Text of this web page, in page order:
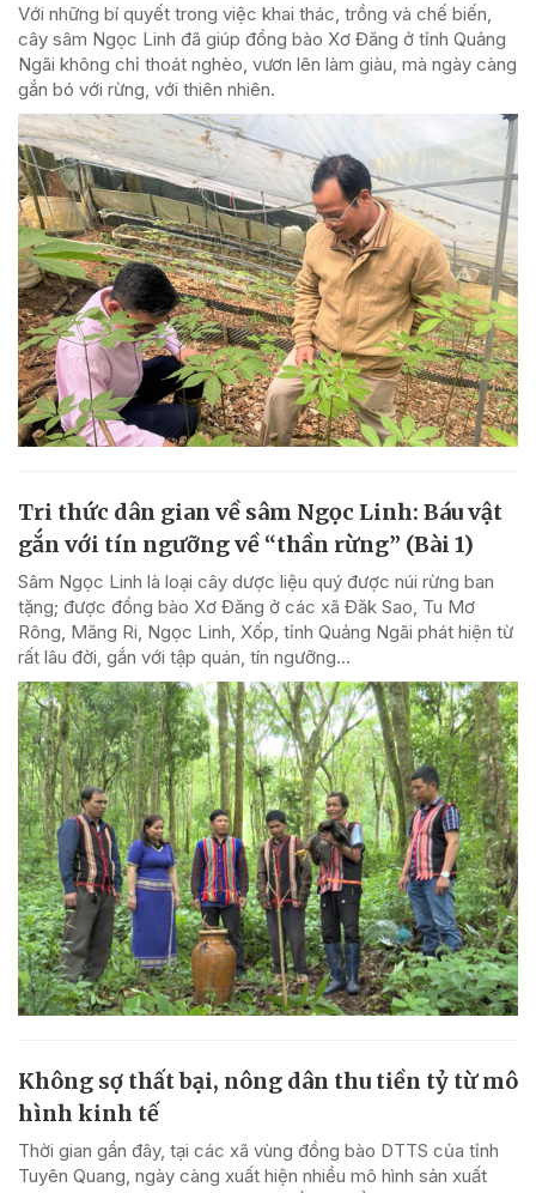
Với những bí quyết trong việc khai thác, trồng và chế biến,
cây sâm Ngọc Linh đã giúp đồng bào Xơ Đăng ở tỉnh Quảng
Ngãi không chỉ thoát nghèo, vươn lên làm giàu, mà ngày càng
gắn bó với rừng, với thiên nhiên.
Tri thức dân gian về sâm Ngọc Linh: Báu vật
gắn với tín ngưỡng về “thần rừng” (Bài 1)
Sâm Ngọc Linh là loại cây dược liệu quý được núi rừng ban
tặng; được đồng bào Xơ Đăng ở các xã Đăk Sao, Tu Mơ
Rông, Măng Ri, Ngọc Linh, Xốp, tỉnh Quảng Ngãi phát hiện từ
rất lâu đời, gắn với tập quán, tín ngưỡng...
Không sợ thất bại, nông dân thu tiền tỷ từ mô
hình kinh tế
Thời gian gần đây, tại các xã vùng đồng bào DTTS của tỉnh
Tuyên Quang, ngày càng xuất hiện nhiều mô hình sản xuất